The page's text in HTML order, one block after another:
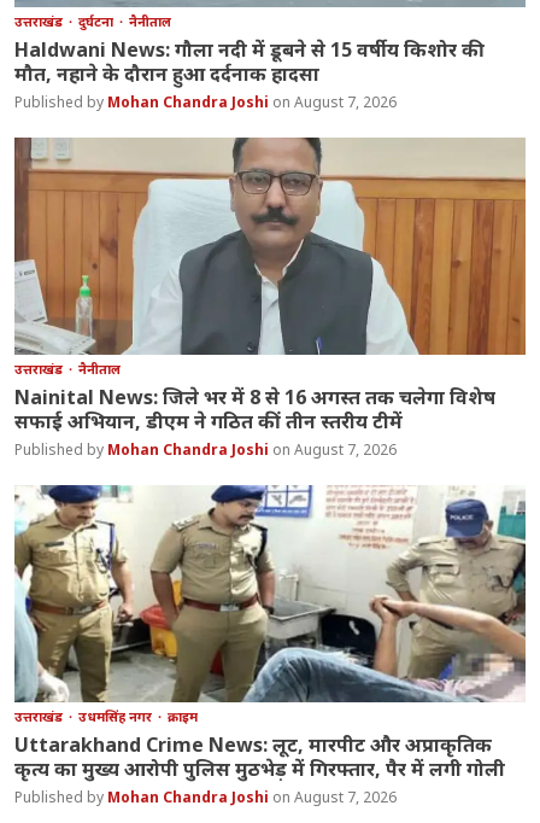
उत्तराखंड दुर्घटना नैनीताल
Haldwani News: गौला नदी में डूबने से 15 वर्षीय किशोर की
मौत, नहाने के दौरान हुआ दर्दनाक हादसा
Mohan Chandra Joshi August 7, 2026
उत्तराखंड नैनीताल
Nainital News: जिले भर में 8 से 16 अगस्त तक चलेगा विशेष
सफाई अभियान, डीएम ने गठित कीं तीन स्तरीय टीमें
Mohan Chandra Joshi August 7, 2026
उत्तराखंड उधमसिंह नगर क्राइम
Uttarakhand Crime News: लूट, मारपीट और अप्राकृतिक
कृत्य का मुख्य आरोपी पुलिस मुठभेड़ में गिरफ्तार, पैर में लगी गोली
Mohan Chandra Joshi August 7, 2026